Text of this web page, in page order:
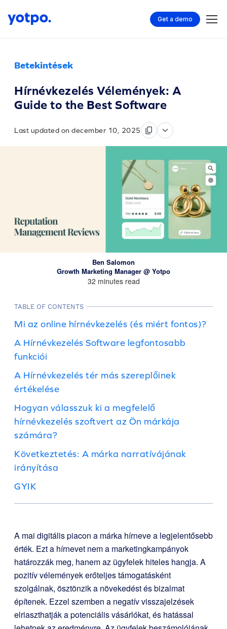
Get a demo
Betekintések
Hírnévkezelés Vélemények: A
Guide to the Best Software
Last updated on december 10, 2025
Ben Salomon
Growth Marketing Manager @ Yotpo
32 minutes read
TABLE OF CONTENTS
Mi az online hírnévkezelés (és miért fontos)?
A Hírnévkezelés Software legfontosabb
funkciói
A Hírnévkezelés tér más szereplőinek
értékelése
Hogyan válasszuk ki a megfelelő
hírnévkezelés szoftvert az Ön márkája
számára?
Következtetés: A márka narratívájának
irányítása
GYIK
A mai digitális piacon a márka hírneve a legjelentősebb
érték. Ezt a hírnevet nem a marketingkampányok
határozzák meg, hanem az ügyfelek hiteles hangja. A
pozitív vélemények erőteljes támogatásként
szolgálnak, ösztönzik a növekedést és bizalmat
építenek. Ezzel szemben a negatív visszajelzések
elriaszthatják a potenciális vásárlókat, és hatással